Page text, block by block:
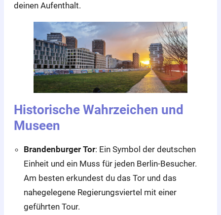
deinen Aufenthalt.
Historische Wahrzeichen und
Museen
Brandenburger Tor: Ein Symbol der deutschen
Einheit und ein Muss für jeden Berlin-Besucher.
Am besten erkundest du das Tor und das
nahegelegene Regierungsviertel mit einer
geführten Tour.